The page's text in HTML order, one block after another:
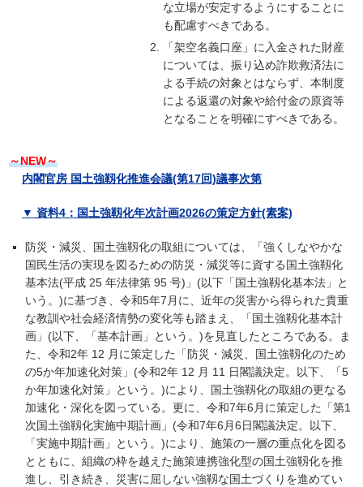
な立場が安定するようにすることに
も配慮すべきである。
「架空名義口座」に入金された財産
については、振り込め詐欺救済法に
よる手続の対象とはならず、本制度
による返還の対象や給付金の原資等
となることを明確にすべきである。
～NEW～
内閣官房 国土強靱化推進会議(第17回)議事次第
▼ 資料4：国土強靱化年次計画2026の策定方針(素案)
防災・減災、国土強靱化の取組については、「強くしなやかな
国民生活の実現を図るための防災・減災等に資する国土強靱化
基本法(平成 25 年法律第 95 号)」(以下「国土強靱化基本法」と
いう。)に基づき、令和5年7月に、近年の災害から得られた貴重
な教訓や社会経済情勢の変化等も踏まえ、「国土強靱化基本計
画」(以下、「基本計画」という。)を見直したところである。ま
た、令和2年 12 月に策定した「防災・減災、国土強靱化のため
の5か年加速化対策」(令和2年 12 月 11 日閣議決定。以下、「5
か年加速化対策」という。)により、国土強靱化の取組の更なる
加速化・深化を図っている。更に、令和7年6月に策定した「第1
次国土強靱化実施中期計画」(令和7年6月6日閣議決定。以下、
「実施中期計画」という。)により、施策の一層の重点化を図る
とともに、組織の枠を越えた施策連携強化型の国土強靱化を推
進し、引き続き、災害に屈しない強靱な国土づくりを進めてい